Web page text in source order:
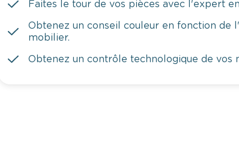
Faites le tour de vos pièces avec l'expert
Obtenez un conseil couleur en fonction de
mobilier.
Obtenez un contrôle technologique de vos